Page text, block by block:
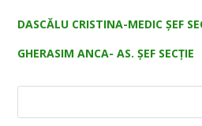
DASCĂLU CRISTINA-MEDIC ŞEF
GHERASIM ANCA- AS. ŞEF SECŢIE